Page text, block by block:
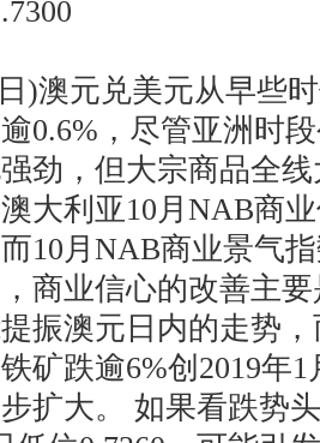
元兑美元从早些时
0.6%，尽管亚洲时
劲，但大宗商品全
大利亚10月NAB商
10月NAB商业景气
商业信心的改善主
振澳元日内的走势
矿跌逾6%创2019年
扩大。 如果看跌势